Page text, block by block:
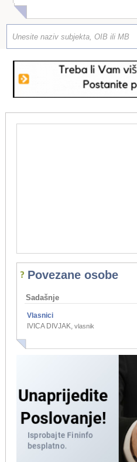
Povezane osobe
Sadašnje
Vlasnici
IVICA DIVJAK, vlasnik